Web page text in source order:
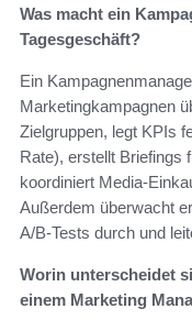
Was macht ein
Tagesgeschäft?
Ein
Marketingkampagnen
Zielgruppen, legt KPIs
Rate), erstellt Briefings
koordiniert Media-
Außerdem überwacht
A/B‑Tests durch und
Worin unterscheidet
einem Marketing